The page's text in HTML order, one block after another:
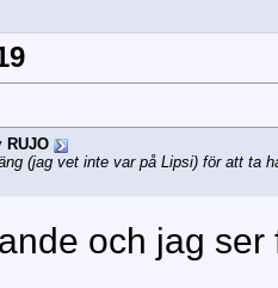
RUJO
(jag vet inte var på Lipsi) för att ta
och jag